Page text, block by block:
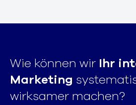
Wie können wir Ihr
Marketing
wirksamer machen?